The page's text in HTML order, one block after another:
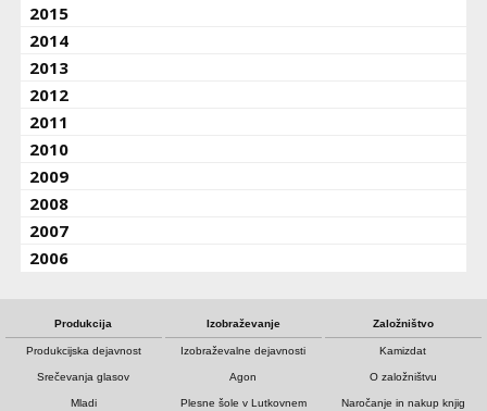
2015
2014
2013
2012
2011
2010
2009
2008
2007
2006
Produkcija
Produkcijska dejavnost
Srečevanja glasov
Mladi
Izobraževanje
Izobraževalne dejavnosti
Agon
Plesne šole v Lutkovnem
Založništvo
Kamizdat
O založništvu
Naročanje in nakup knjig